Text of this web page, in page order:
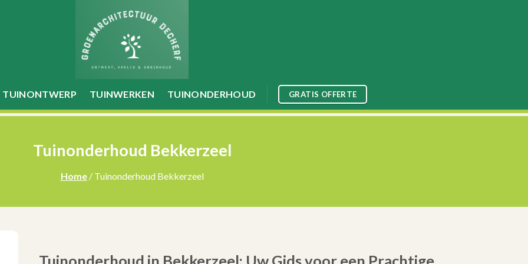
TUINONTWERP TUINWERKEN TUINONDERHOUD GRATIS OFFERTE
Tuinonderhoud Bekkerzeel
Home/ Tuinonderhoud Bekkerzeel
Tuinonderhoud in Bekkerzeel: Uw Gids voor een Prachtige